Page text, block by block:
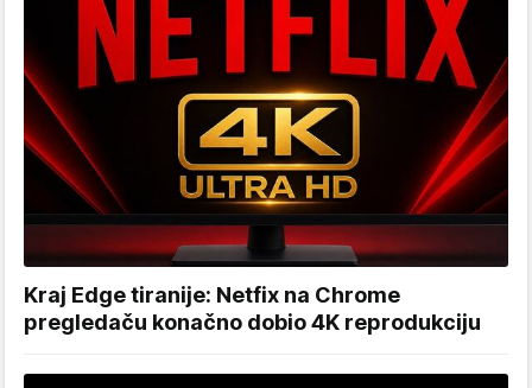
Kraj Edge tiranije: Netfix na Chrome
pregledaču konačno dobio 4K reprodukciju